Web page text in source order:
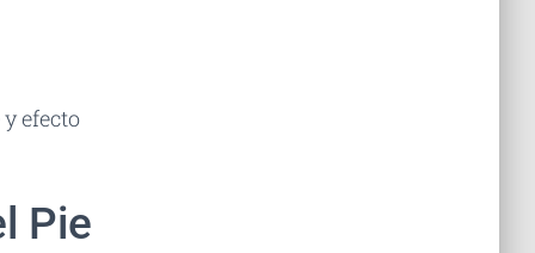
efecto
Pie